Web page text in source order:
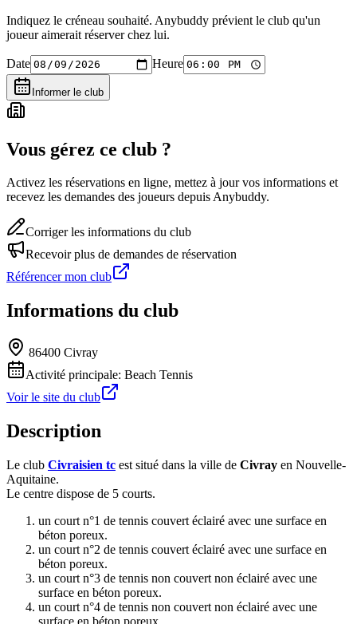
Indiquez le créneau souhaité. Anybuddy prévient le club qu'un
joueur aimerait réserver chez lui.
Date Heure
Informer le club
Vous gérez ce club ?
Activez les réservations en ligne, mettez à jour vos informations et
recevez les demandes des joueurs depuis Anybuddy.
Corriger les informations du club
Recevoir plus de demandes de réservation
Référencer mon club
Informations du club
86400 Civray
Activité principale: Beach Tennis
Voir le site du club
Description
Le club Civraisien tc est situé dans la ville de Civray en Nouvelle-
Aquitaine.
Le centre dispose de 5 courts.
un court n°1 de tennis couvert éclairé avec une surface en
béton poreux.
un court n°2 de tennis couvert éclairé avec une surface en
béton poreux.
un court n°3 de tennis non couvert non éclairé avec une
surface en béton poreux.
un court n°4 de tennis non couvert non éclairé avec une
surface en béton poreux.